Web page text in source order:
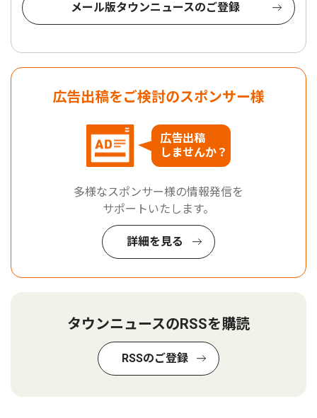
メール版タウンニュースのご登録
広告出稿をご検討のスポンサー様
広告出稿
しませんか？
多様なスポンサー様の情報発信を
サポートいたします。
詳細を見る
タウンニュースのRSSを購読
RSSのご登録